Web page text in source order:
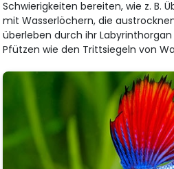
Schwierigkeiten bereiten, wie z. B.
mit Wasserlöchern, die
überleben durch ihr
Pfützen wie den Trittsiegeln von